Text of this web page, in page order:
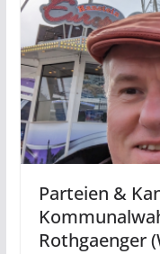
Parteien &
Rothgaenger